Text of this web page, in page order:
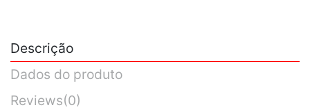
Descrição
Dados do produto
Reviews(0)